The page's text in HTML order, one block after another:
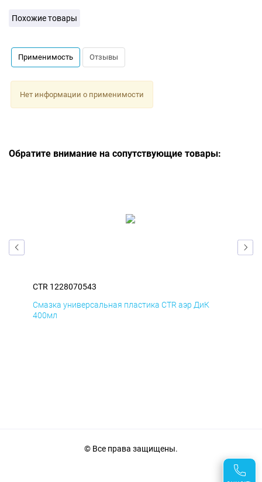
Похожие товары
Применимость Отзывы
Нет информации о применимости
Обратите внимание на сопутствующие товары:
CTR 1228070543
Смазка универсальная пластика CTR аэр ДиК
400мл
© Все права защищены.